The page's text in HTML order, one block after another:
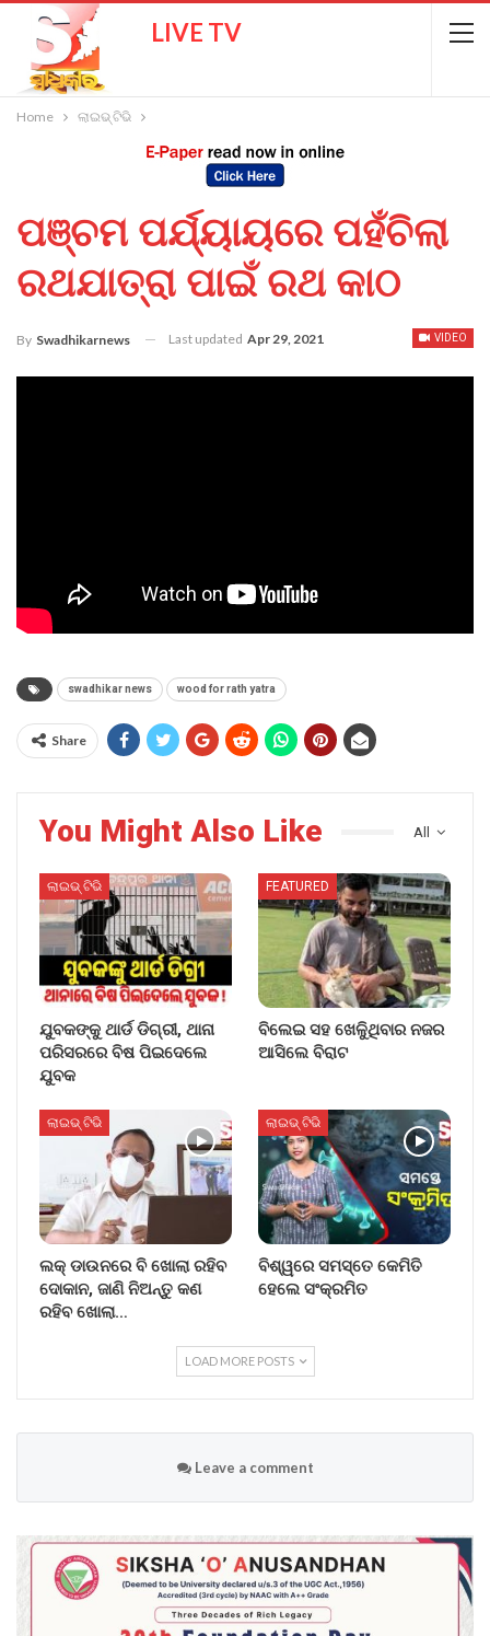
LIVE TV
Home ଲାଇଭ୍ ଟିଭି
ପଞ୍ଚମ ପର୍ଯ୍ୟାୟରେ ପହଁଚିଲା
ରଥଯାତ୍ରା ପାଇଁ ରଥ କାଠ
VIDEO
By Swadhikarnews Last updated Apr 29, 2021
swadhikar news wood for rath yatra
Share
All
You Might Also Like
ଲାଇଭ୍ ଟିଭି
ଯୁବକଙ୍କୁ ଥାର୍ଡ ଡିଗ୍ରୀ, ଥାନା
ପରିସରରେ ବିଷ ପିଇଦେଲେ
ଯୁବକ
FEATURED
ବିଲେଇ ସହ ଖେଳୁିଥିବାର ନଜର
ଆସିଲେ ବିରାଟ
ଲାଇଭ୍ ଟିଭି
ଲକ୍ ଡାଉନରେ ବି ଖୋଲା ରହିବ
ଦୋକାନ, ଜାଣି ନିଅନ୍ତୁ କଣ
ରହିବ ଖୋଲା…
ଲାଇଭ୍ ଟିଭି
ବିଶ୍ୱରେ ସମସ୍ତେ କେମିତି
ହେଲେ ସଂକ୍ରମିତ
LOAD MORE POSTS
Leave a comment